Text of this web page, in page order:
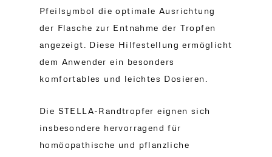
Pfeilsymbol die optimale Ausrichtung
der Flasche zur Entnahme der Tropfen
angezeigt. Diese Hilfestellung ermöglicht
dem Anwender ein besonders
komfortables und leichtes Dosieren.
Die STELLA-Randtropfer eignen sich
insbesondere hervorragend für
homöopathische und pflanzliche